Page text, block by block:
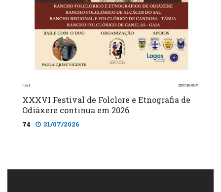
XXXVI Festival de Folclore e Etnografia de
Odiáxere continua em 2026
74 31/07/2026